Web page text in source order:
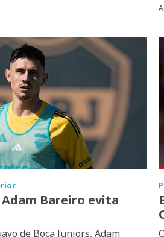
Bareiro evita
de Boca Juniors, Adam